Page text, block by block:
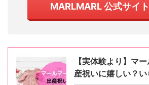
MARLMARL 公式サイ
【実体験より】マ
産祝いに嬉しい？い